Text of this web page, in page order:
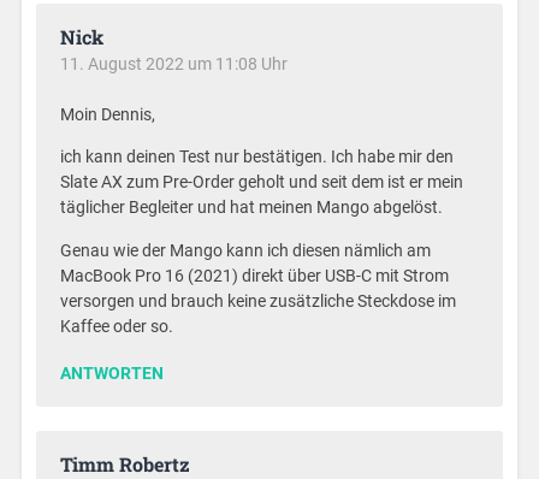
Nick
11. August 2022 um 11:08 Uhr
Moin Dennis,
ich kann deinen Test nur bestätigen. Ich habe mir den
Slate AX zum Pre-Order geholt und seit dem ist er mein
täglicher Begleiter und hat meinen Mango abgelöst.
Genau wie der Mango kann ich diesen nämlich am
MacBook Pro 16 (2021) direkt über USB-C mit Strom
versorgen und brauch keine zusätzliche Steckdose im
Kaffee oder so.
ANTWORTEN
Timm Robertz